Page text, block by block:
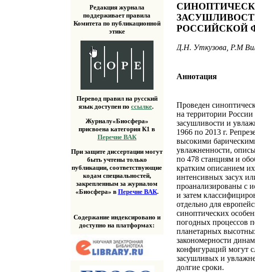
Редакция журнала
поддерживает правила
Комитета по публикационной
этике
Перевод правил на русский
язык доступен поссылке.
Журналу«Биосфера»
присвоена категория К1 в
Перечне ВАК
При защите диссертации могут
быть учтены только
публикации, соответствующие
кодам специальностей,
закрепленным за журналом
«Биосфера» в Перечне ВАК.
Содержание индексировано и
доступно на платформах:
РОССИЙСКОЙ
Д.Н. Уткузова, Р.М
Аннотация
Проведен
на территории
засушливости и
1966 по 2013 г.
высокими
увлажненности,
по 478 станциям и
кратким описанием
интенсивных засух
проанализированы с
и затем
отдельно для
синоптических
погодных процессов
планетарных
закономерности
конфигураций могут
засушливых и
долгие сроки.